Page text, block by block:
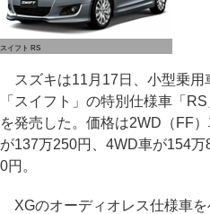
スイフト RS
スズキは11月17日、小型乗用
「スイフト」の特別仕様車「RS
を発売した。価格は2WD（FF
が137万250円、4WD車が154万
0円。
XGのオーディオレス仕様車